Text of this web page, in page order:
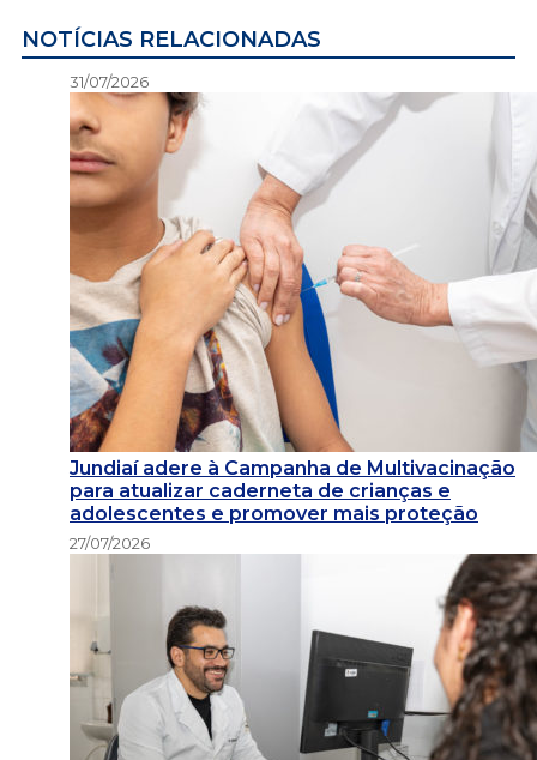
NOTÍCIAS RELACIONADAS
31/07/2026
Jundiaí adere à Campanha de Multivacinação
para atualizar caderneta de crianças e
adolescentes e promover mais proteção
27/07/2026